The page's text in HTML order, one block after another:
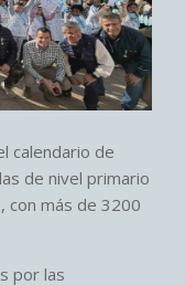
calendario de
de nivel primario
con más de 3200
por las